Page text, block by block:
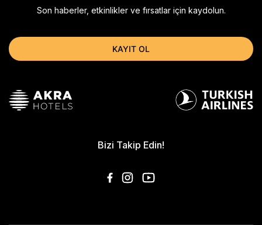
Son haberler, etkinlikler ve fırsatlar için kaydolun.
KAYIT OL
Bizi Takip Edin!